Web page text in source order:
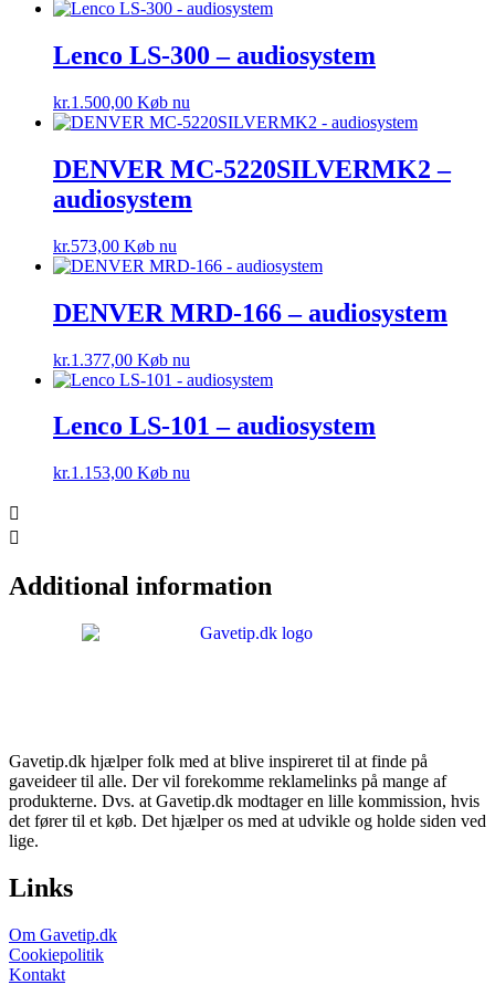
Lenco LS-300 – audiosystem
kr.1.500,00 Køb nu
DENVER MC-5220SILVERMK2 –
audiosystem
kr.573,00 Køb nu
DENVER MRD-166 – audiosystem
kr.1.377,00 Køb nu
Lenco LS-101 – audiosystem
kr.1.153,00 Køb nu
Additional information
Gavetip.dk hjælper folk med at blive inspireret til at finde på
gaveideer til alle. Der vil forekomme reklamelinks på mange af
produkterne. Dvs. at Gavetip.dk modtager en lille kommission, hvis
det fører til et køb. Det hjælper os med at udvikle og holde siden ved
lige.
Links
Om Gavetip.dk
Cookiepolitik
Kontakt